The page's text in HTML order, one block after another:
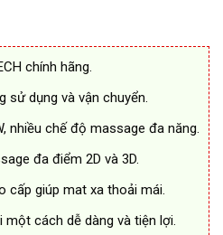
₫.
chính hãng.
sử dụng và vận chuyển.
nhiều chế độ massage đa năng.
đa điểm 2D và 3D.
cấp giúp mat xa thoải mái.
cách dễ dàng và tiện lợi.